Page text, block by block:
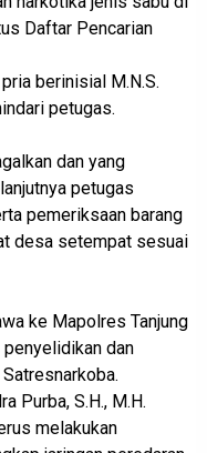
Daftar Pencarian
berinisial M.N.S.
petugas.
dan yang
petugas
pemeriksaan barang
desa setempat sesuai
ke Mapolres Tanjung
dan
Purba, S.H., M.H.
melakukan